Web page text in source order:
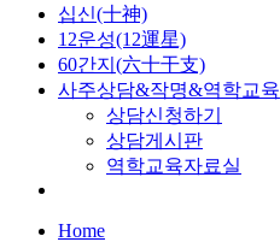
십신(十神)
12운성(12運星)
60간지(六十干支)
사주상담&작명&역학교육
상담신청하기
상담게시판
역학교육자료실
Home